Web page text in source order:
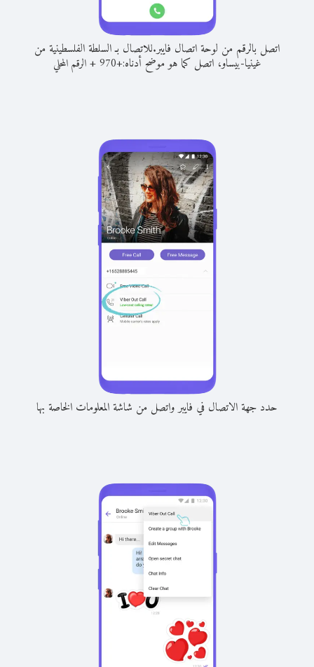
اتصل بالرقم من لوحة اتصال فايبر.للاتصال بـ السلطة الفلسطينية من
غينيا-بيساو، اتصل كما هو موضح أدناه:+
970
+الرقم المحلي
حدد جهة الاتصال في فايبر واتصل من شاشة المعلومات الخاصة بها